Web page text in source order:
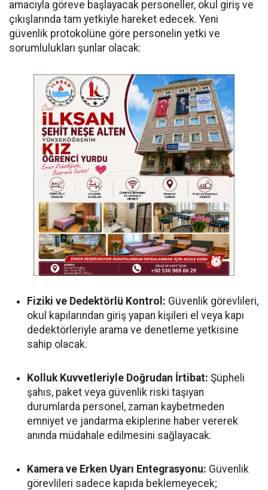
amacıyla göreve başlayacak personeller, okul giriş ve
çıkışlarında tam yetkiyle hareket edecek. Yeni
güvenlik protokolüne göre personelin yetki ve
sorumlulukları şunlar olacak:
Fiziki ve Dedektörlü Kontrol: Güvenlik görevlileri,
okul kapılarından giriş yapan kişileri el veya kapı
dedektörleriyle arama ve denetleme yetkisine
sahip olacak.
Kolluk Kuvvetleriyle Doğrudan İrtibat: Şüpheli
şahıs, paket veya güvenlik riski taşıyan
durumlarda personel, zaman kaybetmeden
emniyet ve jandarma ekiplerine haber vererek
anında müdahale edilmesini sağlayacak.
Kamera ve Erken Uyarı Entegrasyonu: Güvenlik
görevlileri sadece kapıda beklemeyecek;